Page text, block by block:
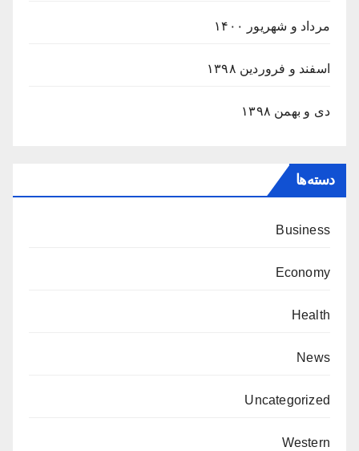
مرداد و شهریور ۱۴۰۰
اسفند و فروردین ۱۳۹۸
دی و بهمن ۱۳۹۸
دسته‌ها
Business
Economy
Health
News
Uncategorized
Western